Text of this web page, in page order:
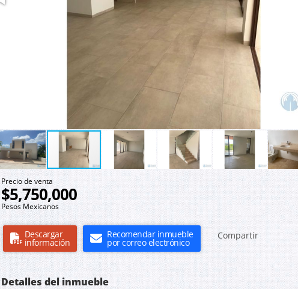
Precio de venta
$5,750,000
Pesos Mexicanos
Descargar
información
Recomendar inmueble
por correo electrónico
Compartir
Detalles del inmueble